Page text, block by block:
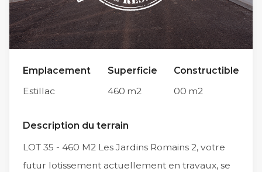
font un endroit privilégié pour la vie de famille.
Tous nos terrains sont conçus pour répondre à
toutes les normes de constructions actuelles.
appel au constructeur de son choix pour
élaborer son projet de construction.
Emplacement
Estillac
Superficie
460 m2
Constructible
00 m2
Description du terrain
LOT 35 - 460 M2 Les Jardins Romains 2, votre
futur lotissement actuellement en travaux, se